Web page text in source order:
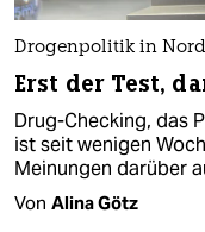
Drogenpolitik in
Erst der Test,
Drug-Checking, das
ist seit wenigen
Meinungen darüber
Von Alina Götz